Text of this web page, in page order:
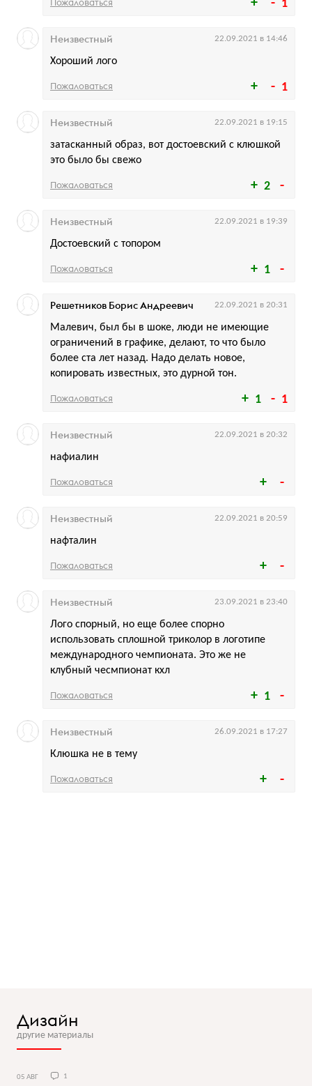
1
Пожаловаться
1
Хороший лого
Неизвестный 22.09.2021 в 14:46
Пожаловаться
2
затасканный образ, вот достоевский с клюшкой
это было бы свежо
Неизвестный 22.09.2021 в 19:15
Пожаловаться
1
Достоевский с топором
Неизвестный 22.09.2021 в 19:39
Пожаловаться
1 1
Малевич, был бы в шоке, люди не имеющие
ограничений в графике, делают, то что было
более ста лет назад. Надо делать новое,
копировать известных, это дурной тон.
Решетников Борис Андреевич 22.09.2021 в 20:31
Пожаловаться
нафиалин
Неизвестный 22.09.2021 в 20:32
Пожаловаться
нафталин
Неизвестный 22.09.2021 в 20:59
Пожаловаться
1
Лого спорный, но еще более спорно
использовать сплошной триколор в логотипе
международного чемпионата. Это же не
клубный чесмпионат кхл
Неизвестный 23.09.2021 в 23:40
Пожаловаться
Клюшка не в тему
Неизвестный 26.09.2021 в 17:27
Пожаловаться
Дизайн
другие материалы
05 АВГ 1